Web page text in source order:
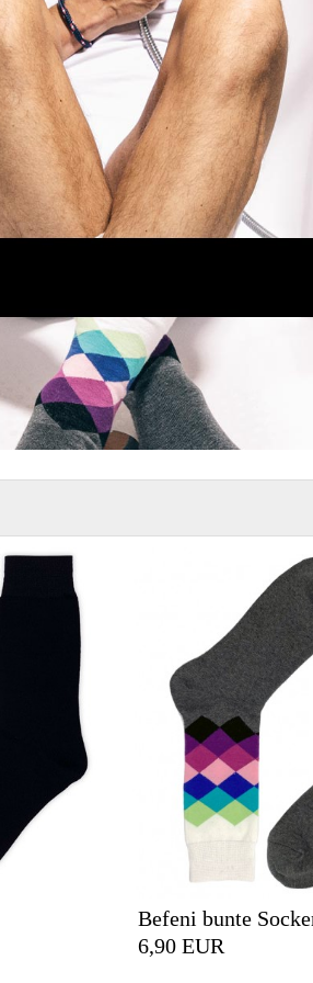
Befeni bunte
6,90 EUR